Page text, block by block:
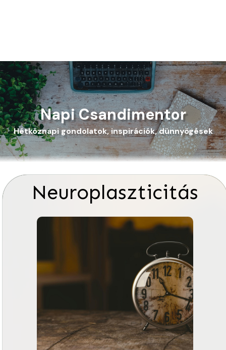
Napi Csandimentor
Hétköznapi gondolatok, inspirációk, dünnyögések
Neuroplaszticitás